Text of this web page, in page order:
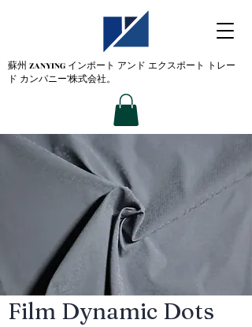
蘇州 ZANYING インポート アンド エクスポート トレー
ド カンパニー'株式会社。
Film Dynamic Dots